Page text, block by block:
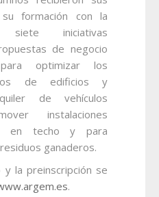
formación con la
siete iniciativas
de negocio
optimizar los
de edificios y
de vehículos
instalaciones
en techo y para
ganaderos.
la preinscripción se
.